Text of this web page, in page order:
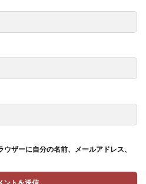
ザーに自分の名前、メールアドレス、